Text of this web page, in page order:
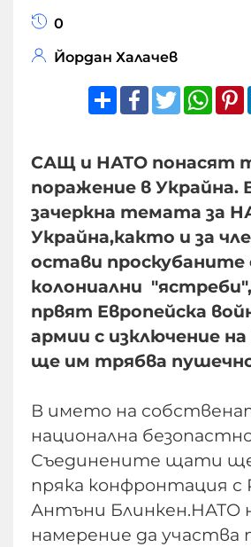
0
Йордан Халачев
ShareFacebook
Twitter
САЩ и НАТО понасят
поражение в
зачеркна темата за
Украйна,както и за
остави проскубаните
колониални
првят Европейска
армии с изключение
ще им трябва
В името на
национална
Съединените щати
пряка конфронтация с
Антъни Блинкен.НАТО
намерение да участва